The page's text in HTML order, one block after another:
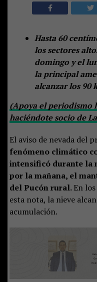
Hasta 60
los sectores
domingo y el
la principal
alcanzar los 90
(Apoya el periodismo
haciéndote socio de
El aviso de nevada del
fenómeno climático
intensificó durante la
por la mañana, el
del Pucón rural.En
esta nota, la nieve
acumulación.